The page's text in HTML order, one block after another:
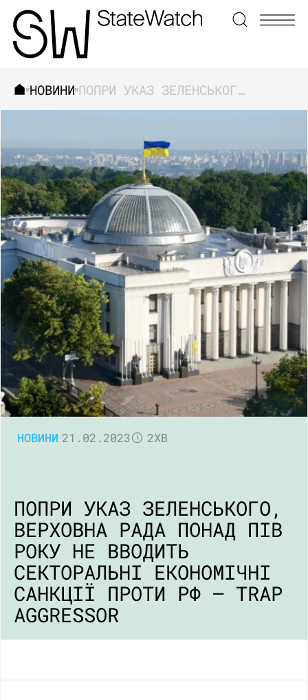
ЗНАЙТИ
НОВИНИ ПОПРИ УКАЗ ЗЕЛЕНСЬКОГО, ВЕРХОВНА РАДА ПОНАД ПІВ РОКУ НЕ ВВОДИТЬ СЕКТОРАЛЬНІ ЕКОНОМІЧНІ САНКЦІЇ ПРОТИ РФ – TRAP AGGRESSOR
НОВИНИ 21.02.2023 2ХВ
ПОПРИ УКАЗ ЗЕЛЕНСЬКОГО,
ВЕРХОВНА РАДА ПОНАД ПІВ
РОКУ НЕ ВВОДИТЬ
СЕКТОРАЛЬНІ ЕКОНОМІЧНІ
САНКЦІЇ ПРОТИ РФ – TRAP
AGGRESSOR